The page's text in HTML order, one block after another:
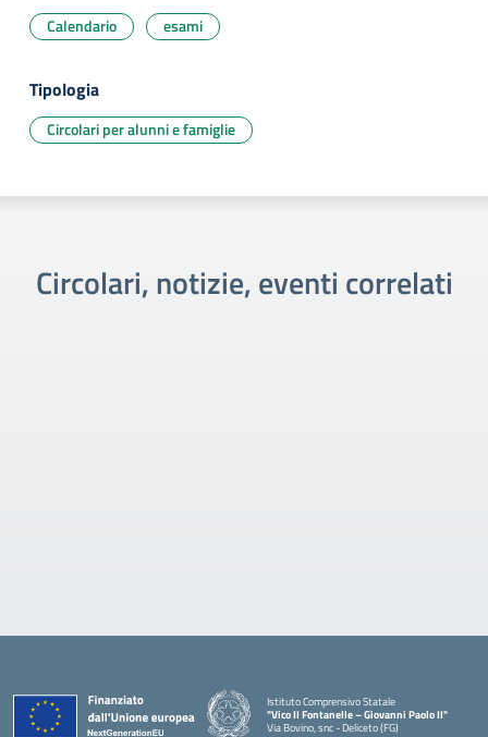
Calendario esami
Tipologia
Circolari per alunni e famiglie
Circolari, notizie, eventi correlati
Istituto Comprensivo Statale
"Vico II Fontanelle – Giovanni Paolo II"
Via Bovino, snc - Deliceto (FG)